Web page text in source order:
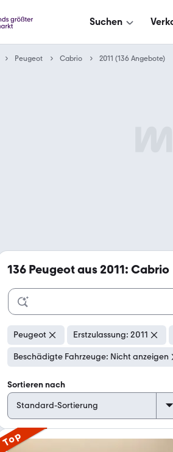
Suchen
Peugeot Cabrio 2011 (136 Angebote)
136 Peugeot aus 2011: Cabrio
Peugeot Erstzulassung: 2011
Beschädigte Fahrzeuge: Nicht anzeigen
Sortieren nach
Top